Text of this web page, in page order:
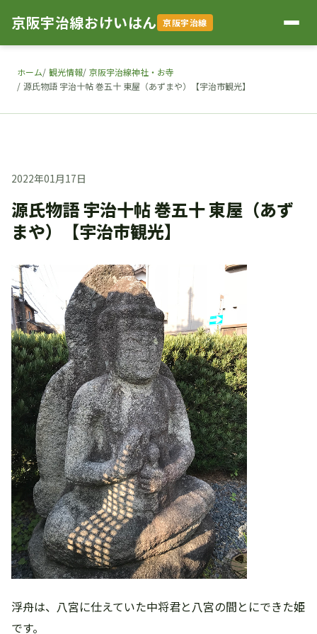
京阪宇治線おけいはん 京阪宇治線
ホーム 観光情報 京阪宇治線神社・お寺
源氏物語 宇治十帖 巻五十 東屋（あずまや）【宇治市観光】
2022年01月17日
源氏物語 宇治十帖 巻五十 東屋（あず
まや）【宇治市観光】
浮舟は、八宮に仕えていた中将君と八宮の間とにできた姫
です。